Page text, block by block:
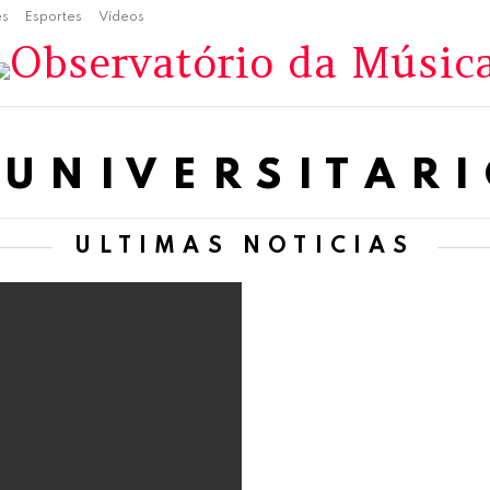
Esportes Vídeos
ÚLTIMAS NOTÍCIAS